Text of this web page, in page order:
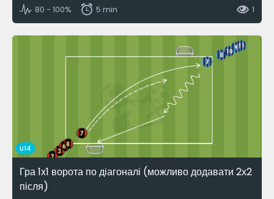
80 - 100% 5 min 1
U14
Гра 1х1 ворота по діагоналі (можливо додавати 2х2
після)